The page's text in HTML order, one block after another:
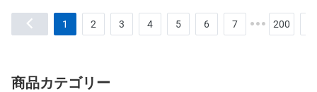
1 2 3 4 5 6 7 200
商品カテゴリー